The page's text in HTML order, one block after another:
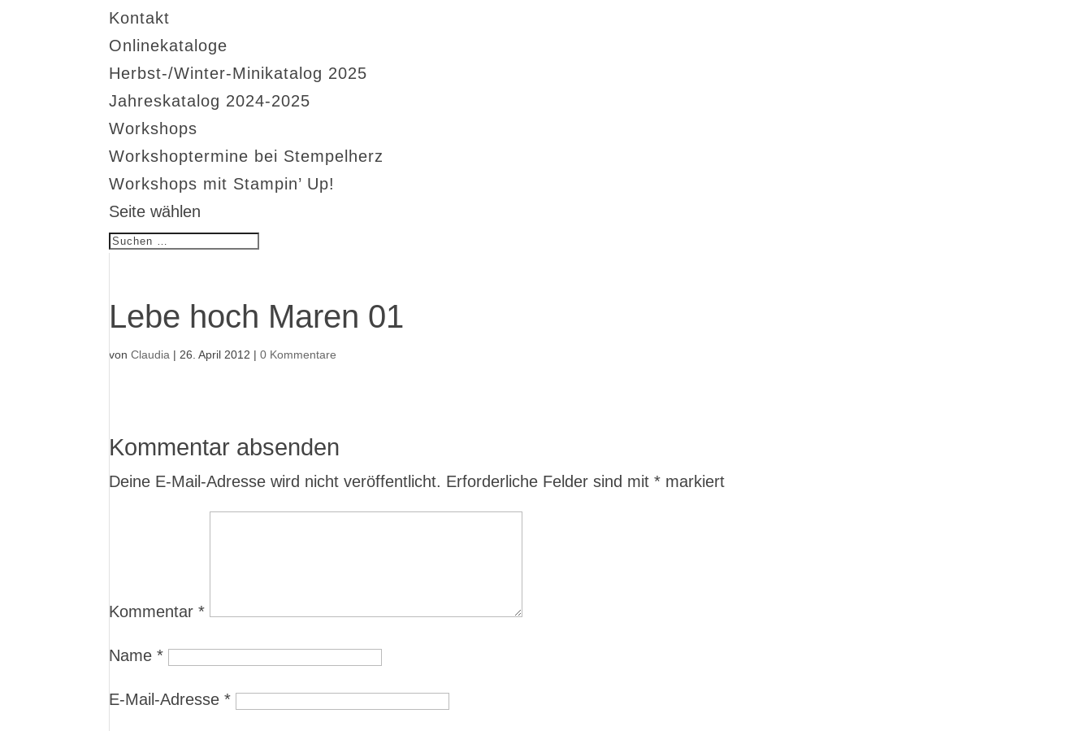
Kontakt
Onlinekataloge
Herbst-/Winter-Minikatalog 2025
Jahreskatalog 2024-2025
Workshops
Workshoptermine bei Stempelherz
Workshops mit Stampin’ Up!
Seite wählen
Lebe hoch Maren 01
vonClaudia | 26. April 2012 |0 Kommentare
Kommentar absenden
Deine E-Mail-Adresse wird nicht veröffentlicht. Erforderliche Felder sind mit* markiert
Kommentar*
Name*
E-Mail-Adresse*